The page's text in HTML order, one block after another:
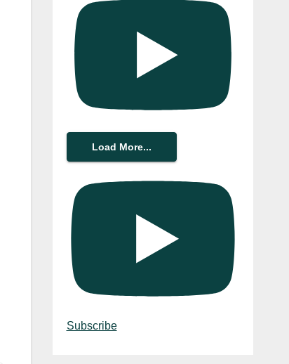
Load More...
Subscribe